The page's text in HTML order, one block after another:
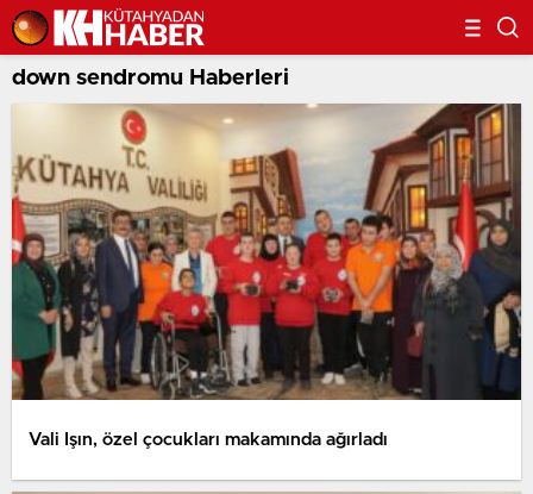
down sendromu Haberleri
Vali Işın, özel çocukları makamında ağırladı